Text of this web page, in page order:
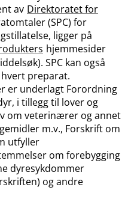
av Direktoratet for
(SPC) for
ligger på
hjemmesider
SPC kan også
preparat.
er underlagt Forordning
i tillegg til lover og
om veterinærer og annet
m.v., Forskrift om
utfyller
om forebygging
dyresykdommer
og andre